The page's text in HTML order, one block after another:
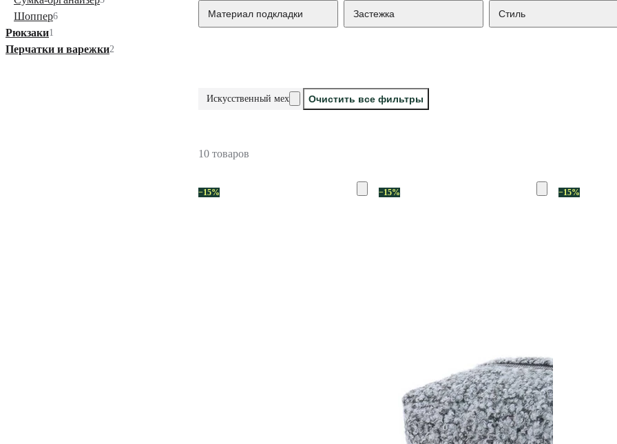
Шоппер6
Рюкзаки1
Перчатки и варежки2
Материал подкладки Застежка Стиль
Искусственный мех Очистить все фильтры
10 товаров
−15% −15% −15%